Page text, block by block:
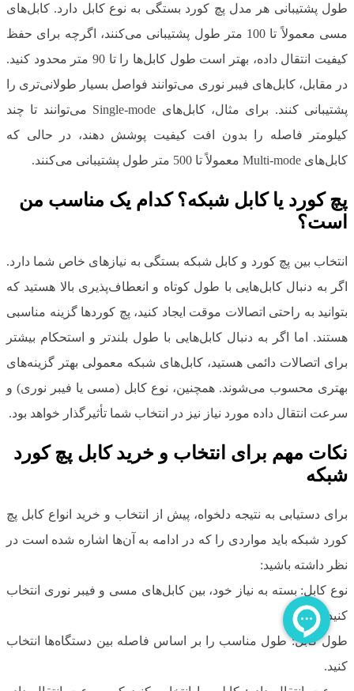
طول پشتیبانی هر مدل پچ کورد بستگی به نوع کابل دارد. کابل‌های
مسی معمولاً تا 100 متر طول پشتیبانی می‌کنند، اگرچه برای حفظ
کیفیت انتقال داده، بهتر است طول کابل‌ها را تا 90 متر محدود کنید.
در مقابل، کابل‌های فیبر نوری می‌توانند فواصل بسیار طولانی‌تری را
پشتیبانی کنند. برای مثال، کابل‌های Single-mode می‌توانند تا چند
کیلومتر فاصله را بدون افت کیفیت پوشش دهند، در حالی که
کابل‌های Multi-mode معمولاً تا 500 متر طول پشتیبانی می‌کنند.
پچ کورد یا کابل شبکه؟ کدام یک مناسب من
است؟
انتخاب بین پچ کورد و کابل شبکه بستگی به نیازهای خاص شما دارد.
اگر به دنبال کابل‌هایی با طول کوتاه و انعطاف‌پذیری بالا هستید که
بتوانید به راحتی اتصالات موقت ایجاد کنید، پچ کوردها گزینه مناسبی
هستند. اما اگر به دنبال کابل‌هایی با طول بلندتر و استحکام بیشتر
برای اتصالات دائمی هستید، کابل‌های شبکه معمولی بهتر گزینه‌های
بهتری محسوب می‌شوند. همچنین، نوع کابل (مسی یا فیبر نوری) و
سرعت انتقال داده مورد نیاز نیز در انتخاب شما تأثیرگذار خواهد بود.
نکات مهم برای انتخاب و خرید کابل پچ کورد
شبکه
برای دستیابی به نتیجه دلخواه، پیش از انتخاب و خرید انواع کابل پچ
کورد شبکه باید مواردی را که در ادامه به آن‌ها اشاره شده است در
نظر داشته باشید:
نوع کابل: بسته به نیاز خود، بین کابل‌های مسی و فیبر نوری انتخاب
کنید.
طول کابل: طول مناسب را بر اساس فاصله بین دستگاه‌ها انتخاب
کنید.